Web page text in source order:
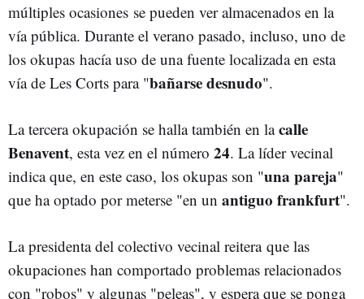
múltiples ocasiones se pueden ver almacenados en la
vía pública. Durante el verano pasado, incluso, uno de
los okupas hacía uso de una fuente localizada en esta
vía de Les Corts para "bañarse desnudo".
La tercera okupación se halla también en lacalle
Benavent, esta vez en el número 24. La líder vecinal
indica que, en este caso, los okupas son "una pareja"
que ha optado por meterse "en un antiguo frankfurt".
La presidenta del colectivo vecinal reitera que las
okupaciones han comportado problemas relacionados
con "robos" y algunas "peleas", y espera que se ponga